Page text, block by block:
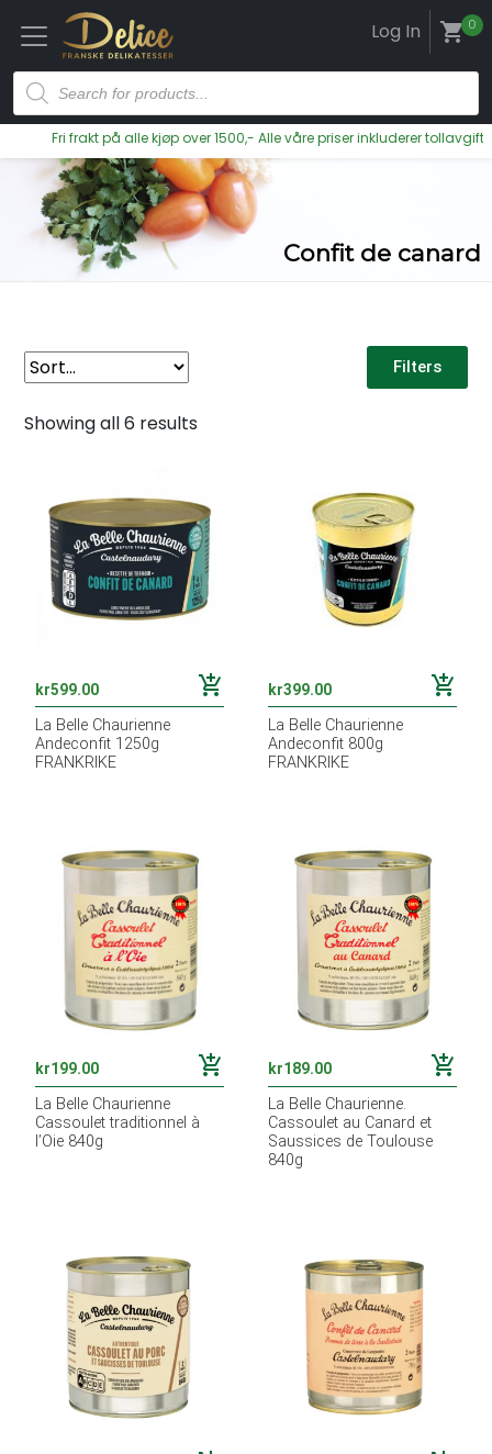
Log In 0
shopping_cart
Fri frakt på alle kjøp over 1500,- Alle våre priser inkluderer tollavgifter og
Confit de canard
Filters
Showing all 6 results
kr599.00 add_shopping_cart
La Belle Chaurienne
Andeconfit 1250g
FRANKRIKE
kr399.00 add_shopping_cart
La Belle Chaurienne
Andeconfit 800g
FRANKRIKE
kr199.00 add_shopping_cart
La Belle Chaurienne
Cassoulet traditionnel à
l’Oie 840g
kr189.00 add_shopping_cart
La Belle Chaurienne.
Cassoulet au Canard et
Saussices de Toulouse
840g